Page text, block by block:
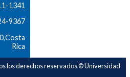
1341
9367
Rica
los derechos reservados © Universidad